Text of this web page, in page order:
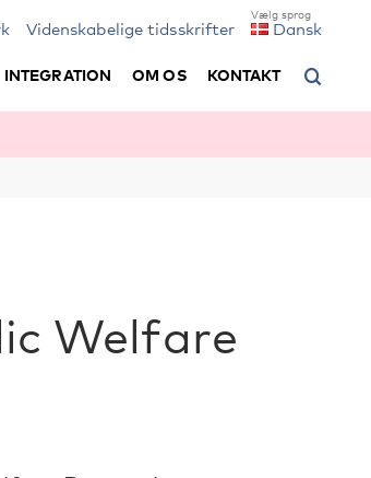
Videnskabelige tidsskrifter Dansk
INTEGRATION OM OS KONTAKT
Welfare